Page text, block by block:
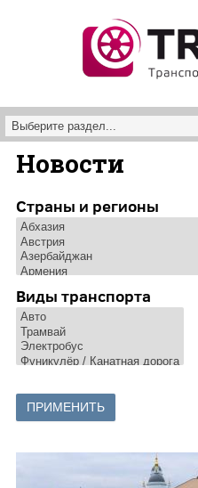
Новости
Страны и регионы
Виды транспорта